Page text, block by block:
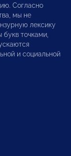
Согласно
мы не
лексику
точками,
и социальной